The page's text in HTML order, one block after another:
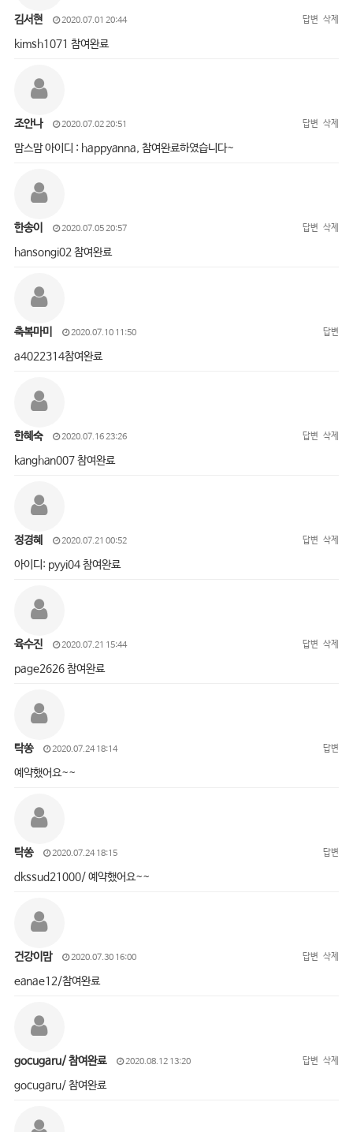
김서현 2020.07.01 20:44 답변 삭제
kimsh1071 참여완료
조안나 2020.07.02 20:51 답변 삭제
맘스맘 아이디 : happyanna, 참여완료하였습니다~
한송이 2020.07.05 20:57 답변 삭제
hansongi02 참여완료
축복마미 2020.07.10 11:50 답변
a4022314참여완료
한혜숙 2020.07.16 23:26 답변 삭제
kanghan007 참여완료
정경혜 2020.07.21 00:52 답변 삭제
아이디: pyyi04 참여완료
육수진 2020.07.21 15:44 답변 삭제
page2626 참여완료
탁쏭 2020.07.24 18:14 답변
예약했어요~~
탁쏭 2020.07.24 18:15 답변
dkssud21000/ 예약했어요~~
건강이맘 2020.07.30 16:00 답변 삭제
eanae12/참여완료
gocugaru/ 참여완료 2020.08.12 13:20 답변 삭제
gocugaru/ 참여완료